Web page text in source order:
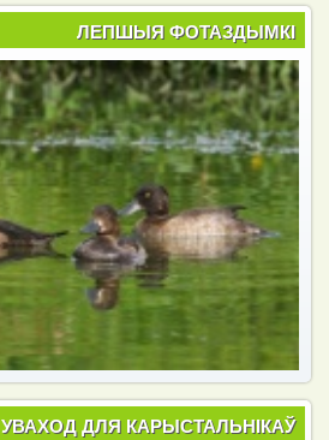
ЛЕПШЫЯ ФОТАЗДЫМКІ
УВАХОД ДЛЯ КАРЫСТАЛЬНІКАЎ